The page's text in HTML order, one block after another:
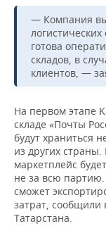
— Компания
готова
складов, в
клиентов, —
На первом этапе
складе «Почты
будут храниться
из других
маркетплейс
не за всю
сможет
затрат, сообщили
Татарстана.